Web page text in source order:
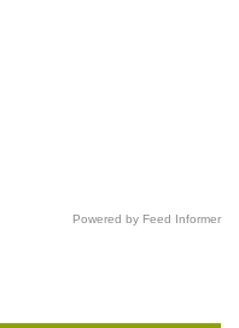
Powered by Feed Informer